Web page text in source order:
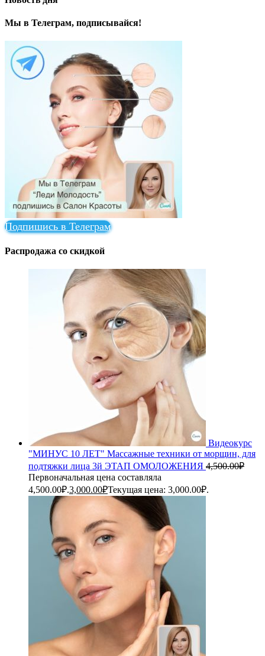
Мы в Телеграм, подписывайся!
Подпишись в Телеграм
Распродажа со скидкой
Видеокурс
"МИНУС 10 ЛЕТ" Массажные техники от морщин, для
подтяжки лица 3й ЭТАП ОМОЛОЖЕНИЯ 4,500.00₽
Первоначальная цена составляла
4,500.00₽.3,000.00₽Текущая цена: 3,000.00₽.